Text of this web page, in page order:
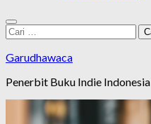
Cari
untuk:
Garudhawaca
Penerbit Buku Indie Indonesia